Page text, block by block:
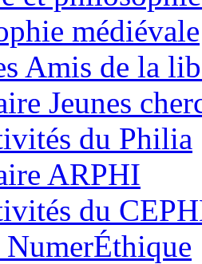
médiévale
Amis de la
Jeunes
du Philia
ARPHI
du